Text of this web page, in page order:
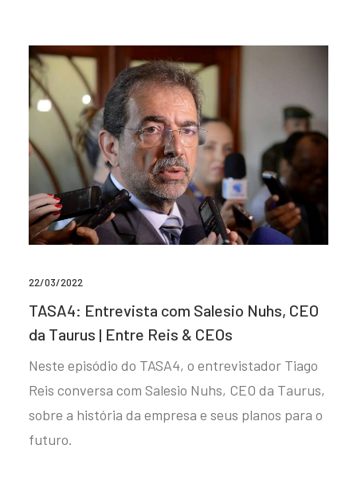
22/03/2022
TASA4: Entrevista com Salesio Nuhs, CEO
da Taurus | Entre Reis & CEOs
Neste episódio do TASA4, o entrevistador Tiago
Reis conversa com Salesio Nuhs, CEO da Taurus,
sobre a história da empresa e seus planos para o
futuro.